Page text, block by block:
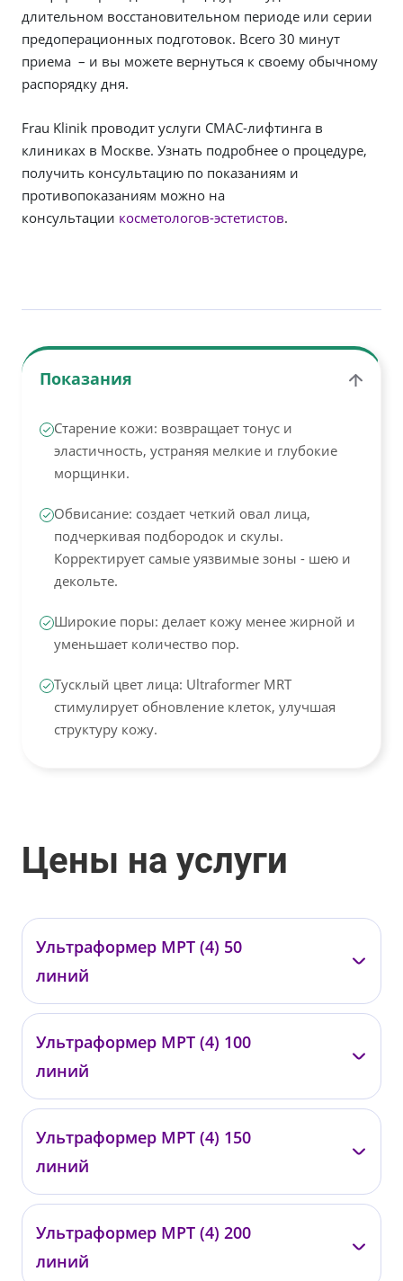
длительном восстановительном периоде или серии
предоперационных подготовок. Всего 30 минут
приема – и вы можете вернуться к своему обычному
распорядку дня.
Frau Klinik проводит услуги СМАС-лифтинга в
клиниках в Москве. Узнать подробнее о процедуре,
получить консультацию по показаниям и
противопоказаниям можно на
консультации косметологов-эстетистов.
Показания
Старение кожи: возвращает тонус и
эластичность, устраняя мелкие и глубокие
морщинки.
Обвисание: создает четкий овал лица,
подчеркивая подбородок и скулы.
Корректирует самые уязвимые зоны - шею и
декольте.
Широкие поры: делает кожу менее жирной и
уменьшает количество пор.
Тусклый цвет лица: Ultraformer MRT
стимулирует обновление клеток, улучшая
структуру кожу.
Цены на услуги
Ультраформер МРТ (4) 50
линий
0418
от 13 000 ₽
Ультраформер МРТ (4) 100
линий
0419
от 19 500 ₽
Ультраформер МРТ (4) 150
линий
0420
от 29 500 ₽
Ультраформер МРТ (4) 200
линий